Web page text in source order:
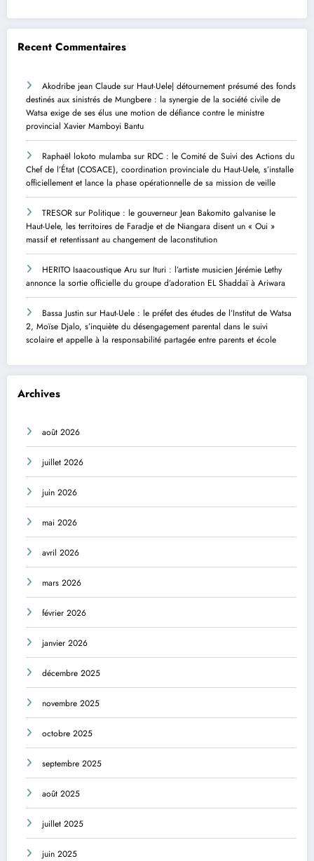
Recent Commentaires
Akodribe jean Claude sur Haut-Uele| détournement présumé des fonds
destinés aux sinistrés de Mungbere : la synergie de la société civile de
Watsa exige de ses élus une motion de défiance contre le ministre
provincial Xavier Mamboyi Bantu
Raphaël lokoto mulamba sur RDC : le Comité de Suivi des Actions du
Chef de l’État (COSACE), coordination provinciale du Haut-Uele, s’installe
officiellement et lance la phase opérationnelle de sa mission de veille
TRESOR sur Politique : le gouverneur Jean Bakomito galvanise le
Haut-Uele, les territoires de Faradje et de Niangara disent un « Oui »
massif et retentissant au changement de laconstitution
HERITO Isaacoustique Aru sur Ituri : l’artiste musicien Jérémie Lethy
annonce la sortie officielle du groupe d’adoration EL Shaddaï à Ariwara
Bassa Justin sur Haut-Uele : le préfet des études de l’Institut de Watsa
2, Moïse Djalo, s’inquiète du désengagement parental dans le suivi
scolaire et appelle à la responsabilité partagée entre parents et école
Archives
août 2026
juillet 2026
juin 2026
mai 2026
avril 2026
mars 2026
février 2026
janvier 2026
décembre 2025
novembre 2025
octobre 2025
septembre 2025
août 2025
juillet 2025
juin 2025